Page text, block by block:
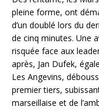
pleine forme, ont
d’un doublé lors du
de cinq minutes. Une
risquée face aux
après, Jan Dufek,
Les Angevins,
premier tiers,
marseillaise et de